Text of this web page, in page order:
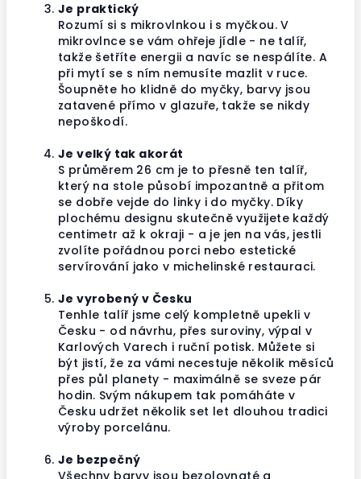
Je praktický
Rozumí si s mikrovlnkou i s myčkou. V
mikrovlnce se vám ohřeje jídle - ne talíř,
takže šetříte energii a navíc se nespálíte. A
při mytí se s ním nemusíte mazlit v ruce.
Šoupněte ho klidně do myčky, barvy jsou
zatavené přímo v glazuře, takže se nikdy
nepoškodí.
Je velký tak akorát
S průměrem 26 cm je to přesně ten talíř,
který na stole působí impozantně a přitom
se dobře vejde do linky i do myčky. Díky
plochému designu skutečně využijete každý
centimetr až k okraji - a je jen na vás, jestli
zvolíte pořádnou porci nebo estetické
servírování jako v michelinské restauraci.
Je vyrobený v Česku
Tenhle talíř jsme celý kompletně upekli v
Česku - od návrhu, přes suroviny, výpal v
Karlových Varech i ruční potisk. Můžete si
být jistí, že za vámi necestuje několik měsíců
přes půl planety - maximálně se sveze pár
hodin. Svým nákupem tak pomáháte v
Česku udržet několik set let dlouhou tradici
výroby porcelánu.
Je bezpečný
Všechny barvy jsou bezolovnaté a